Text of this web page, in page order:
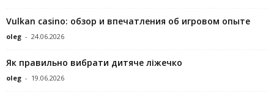
Vulkan casino: обзор и впечатления об игровом опыте
oleg - 24.06.2026
Як правильно вибрати дитяче ліжечко
oleg - 19.06.2026